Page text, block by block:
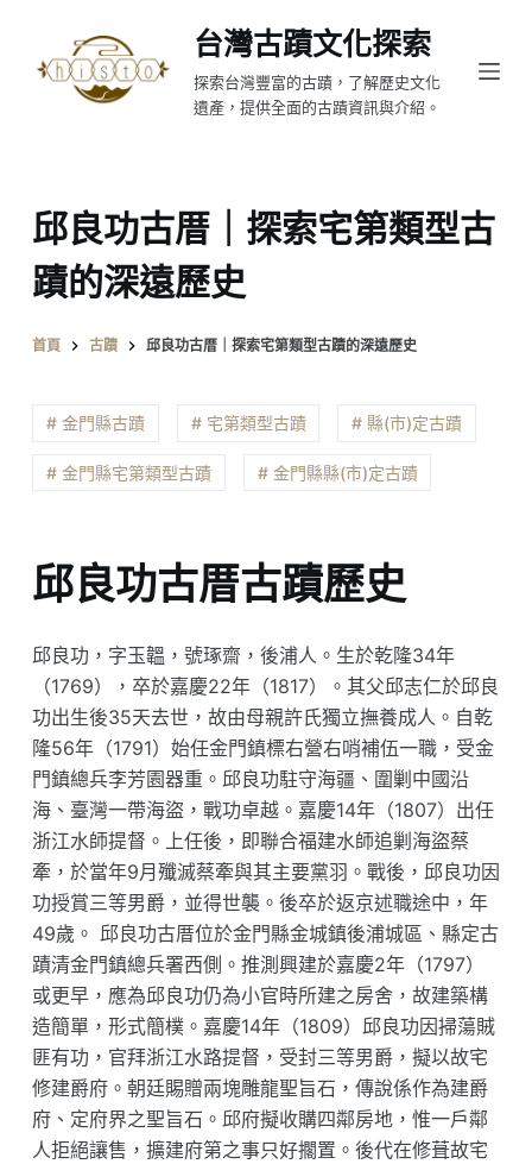
至
台灣古蹟文化探索
探索台灣豐富的古蹟，了解歷史文化
遺產，提供全面的古蹟資訊與介紹。
邱良功古厝｜探索宅第類型古
蹟的深遠歷史
首頁 古蹟 邱良功古厝｜探索宅第類型古蹟的深遠歷史
# 金門縣古蹟 # 宅第類型古蹟 # 縣(市)定古蹟
# 金門縣宅第類型古蹟 # 金門縣縣(市)定古蹟
邱良功古厝古蹟歷史
邱良功，字玉韞，號琢齋，後浦人。生於乾隆34年
（1769），卒於嘉慶22年（1817）。其父邱志仁於邱良
功出生後35天去世，故由母親許氏獨立撫養成人。自乾
隆56年（1791）始任金門鎮標右營右哨補伍一職，受金
門鎮總兵李芳園器重。邱良功駐守海疆、圍剿中國沿
海、臺灣一帶海盜，戰功卓越。嘉慶14年（1807）出任
浙江水師提督。上任後，即聯合福建水師追剿海盜蔡
牽，於當年9月殲滅蔡牽與其主要黨羽。戰後，邱良功因
功授賞三等男爵，並得世襲。後卒於返京述職途中，年
49歲。 邱良功古厝位於金門縣金城鎮後浦城區、縣定古
蹟清金門鎮總兵署西側。推測興建於嘉慶2年（1797）
或更早，應為邱良功仍為小官時所建之房舍，故建築構
造簡單，形式簡樸。嘉慶14年（1809）邱良功因掃蕩賊
匪有功，官拜浙江水路提督，受封三等男爵，擬以故宅
修建爵府。朝廷賜贈兩塊雕龍聖旨石，傳說係作為建爵
府、定府界之聖旨石。邱府擬收購四鄰房地，惟一戶鄰
人拒絕讓售，擴建府第之事只好擱置。後代在修葺故宅